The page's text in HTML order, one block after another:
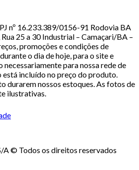
nº 16.233.389/0156-91 Rodovia BA
25 a 30 Industrial – Camaçari/BA –
promoções e condições de
o dia de hoje, para o site e
necessariamente para nossa rede de
está incluído no preço do produto.
durarem nossos estoques. As fotos de
ilustrativas.
A © Todos os direitos reservados